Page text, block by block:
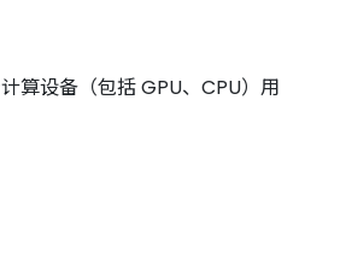
算设备（包括 GPU、CPU）用